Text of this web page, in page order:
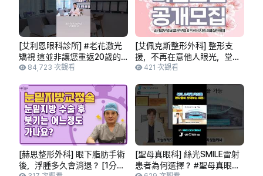
[艾利恩眼科診所] #老花激光
矯視 這並非讓您重返20歲的
手術 - #艾利恩眼科 #姜成龍
84,723 次觀看
[艾佩克斯整形外科] 整形支
援，不再在意他人眼光，堂堂
正正地！艾佩克斯整形外科 ❤️
421 次觀看
[赫思整形外科] 眼下脂肪手術
後，浮腫多久會消退？ [1分鐘
[聖母真眼科] 絲光SMILE雷射
患者為何選擇？ #聖母真眼科